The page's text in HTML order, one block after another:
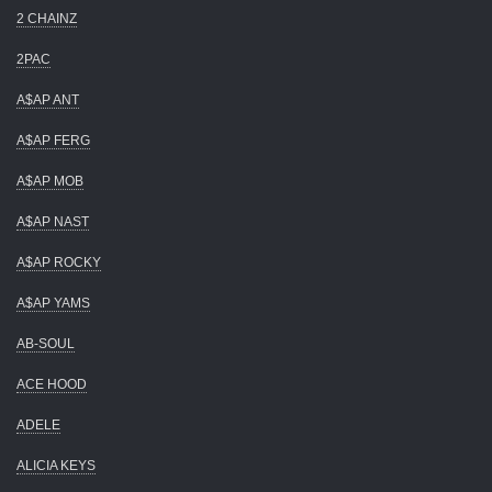
2 CHAINZ
2PAC
A$AP ANT
A$AP FERG
A$AP MOB
A$AP NAST
A$AP ROCKY
A$AP YAMS
AB-SOUL
ACE HOOD
ADELE
ALICIA KEYS